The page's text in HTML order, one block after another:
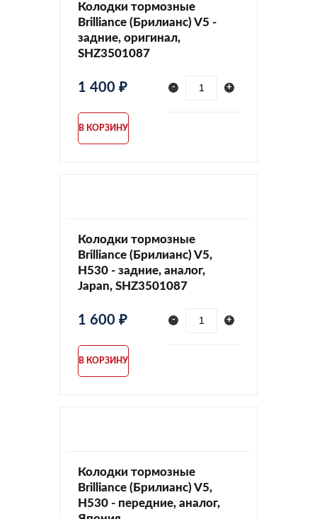
Колодки тормозные
Brilliance (Брилианс) V5 -
задние, оригинал,
SHZ3501087
1 400 ₽ - +
В КОРЗИНУ
Колодки тормозные
Brilliance (Брилианс) V5,
H530 - задние, аналог,
Japan, SHZ3501087
1 600 ₽ - +
В КОРЗИНУ
Колодки тормозные
Brilliance (Брилианс) V5,
H530 - передние, аналог,